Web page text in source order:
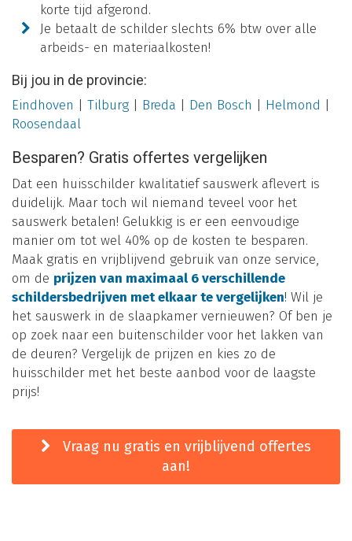
korte tijd afgerond.
Je betaalt de schilder slechts 6% btw over alle
arbeids- en materiaalkosten!
Bij jou in de provincie:
Eindhoven Tilburg Breda Den Bosch Helmond
Roosendaal
Besparen? Gratis offertes vergelijken
Dat een huisschilder kwalitatief sauswerk aflevert is
duidelijk. Maar toch wil niemand teveel voor het
sauswerk betalen! Gelukkig is er een eenvoudige
manier om tot wel 40% op de kosten te besparen.
Maak gratis en vrijblijvend gebruik van onze service,
om de prijzen van maximaal 6 verschillende
schildersbedrijven met elkaar te vergelijken! Wil je
het sauswerk in de slaapkamer vernieuwen? Of ben je
op zoek naar een buitenschilder voor het lakken van
de deuren? Vergelijk de prijzen en kies zo de
huisschilder met het beste aanbod voor de laagste
prijs!
Vraag nu gratis en vrijblijvend offertes
aan!